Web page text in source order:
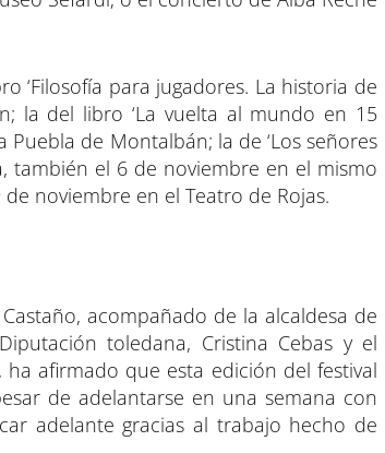
‘Filosofía para jugadores. La historia de
la del libro ‘La vuelta al mundo en 15
Puebla de Montalbán; la de ‘Los señores
también el 6 de noviembre en el mismo
de noviembre en el Teatro de Rojas.
acompañado de la alcaldesa de
toledana, Cristina Cebas y el
ha afirmado que esta edición del festival
de adelantarse en una semana con
adelante gracias al trabajo hecho de